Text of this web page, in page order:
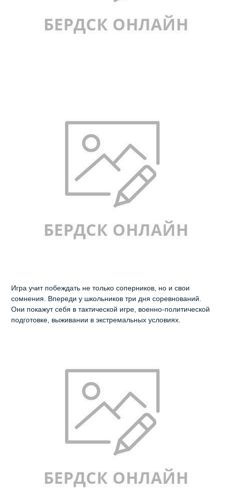
Игра учит побеждать не только соперников, но и свои
сомнения. Впереди у школьников три дня соревнований.
Они покажут себя в тактической игре, военно-политической
подготовке, выживании в экстремальных условиях.